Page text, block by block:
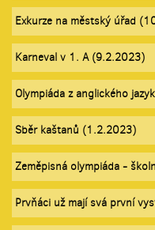
Exkurze na městský úřad
Karneval v 1. A (9.2.2023)
Olympiáda z anglického
Sběr kaštanů (1.2.2023)
Zeměpisná olympiáda -
Prvňáci už mají svá první